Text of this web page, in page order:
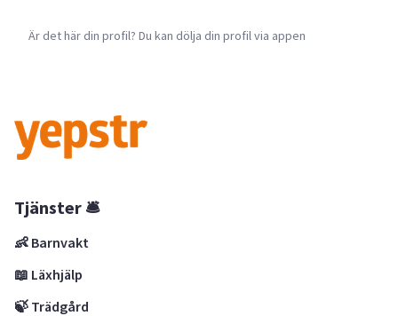
Är det här din profil? Du kan dölja din profil via appen
Tjänster 🛎
👶 Barnvakt
📖 Läxhjälp
🍃 Trädgård